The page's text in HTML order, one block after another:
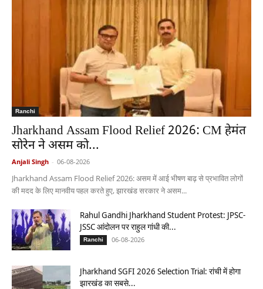
Ranchi
Jharkhand Assam Flood Relief 2026: CM हेमंत
सोरेन ने असम को...
Anjali Singh - 06-08-2026
Jharkhand Assam Flood Relief 2026: असम में आई भीषण बाढ़ से प्रभावित लोगों
की मदद के लिए मानवीय पहल करते हुए, झारखंड सरकार ने असम...
Rahul Gandhi Jharkhand Student Protest: JPSC-
JSSC आंदोलन पर राहुल गांधी की...
Ranchi 06-08-2026
Jharkhand SGFI 2026 Selection Trial: रांची में होगा
झारखंड का सबसे...